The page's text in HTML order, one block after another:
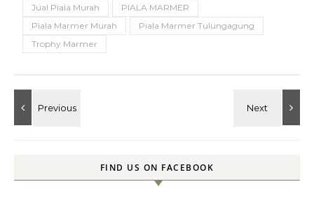
Jual Piala Murah
PIALA MARMER
Piala Marmer Murah
Piala Marmer Tulungagung
Trophy Marmer
FIND US ON FACEBOOK